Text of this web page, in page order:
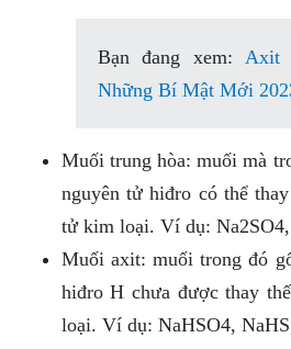
Bạn đang xem:Axit
Những Bí Mật Mới
Muối trung hòa: muối mà
nguyên tử hiđro có thể
tử kim loại. Ví dụ:
Muối axit: muối trong đó
hiđro H chưa được thay
loại. Ví dụ: NaHSO4,